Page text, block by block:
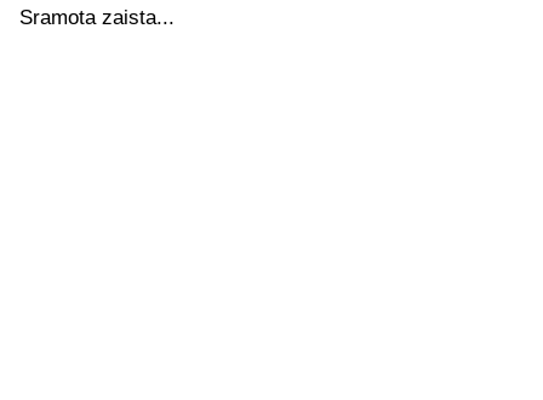
Sramota zaista...